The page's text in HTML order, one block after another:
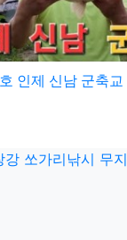
인제 신남 군축교 붕어낚